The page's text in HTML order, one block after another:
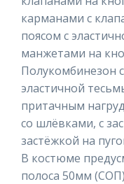
карманами с
поясом с
манжетами на
Полукомбинезон
эластичной
притачным
со шлёвками, с
застёжкой на
В костюме
полоса 50мм